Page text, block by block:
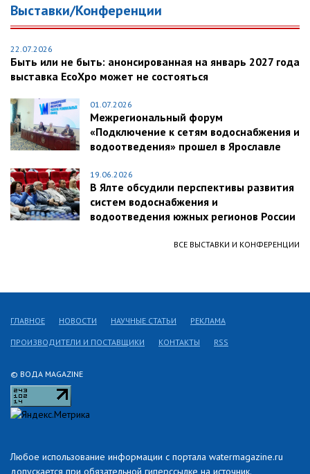
Выставки/Конференции
22.07.2026
Быть или не быть: анонсированная на январь 2027 года
выставка EcoXpo может не состояться
01.07.2026
Межрегиональный форум
«Подключение к сетям водоснабжения и
водоотведения» прошел в Ярославле
19.06.2026
В Ялте обсудили перспективы развития
систем водоснабжения и
водоотведения южных регионов России
ВСЕ ВЫСТАВКИ И КОНФЕРЕНЦИИ
© ВОДА MAGAZINE
Любое использование информации с портала watermagazine.ru
допускается при обязательной гиперссылке на источник.
ГЛАВНОЕ НОВОСТИ НАУЧНЫЕ СТАТЬИ РЕКЛАМА
ПРОИЗВОДИТЕЛИ И ПОСТАВЩИКИ КОНТАКТЫ RSS